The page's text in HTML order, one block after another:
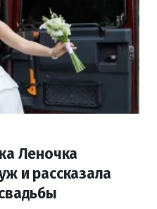
Леночка
и рассказала